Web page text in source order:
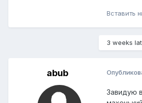
Вставить
3 weeks
abub
Завидую